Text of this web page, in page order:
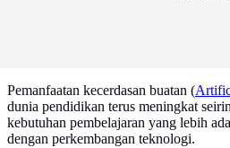
Pemanfaatan kecerdasan buatan (
dunia pendidikan terus meningkat
kebutuhan pembelajaran yang lebih
dengan perkembangan teknologi.